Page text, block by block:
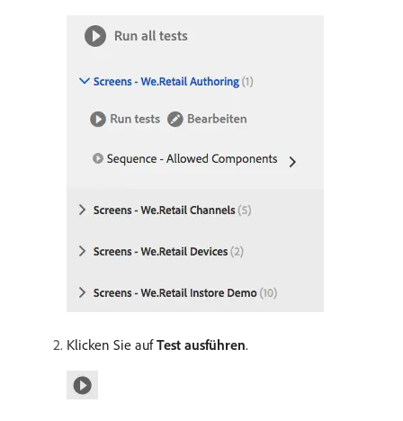
Klicken Sie aufTest ausführen.